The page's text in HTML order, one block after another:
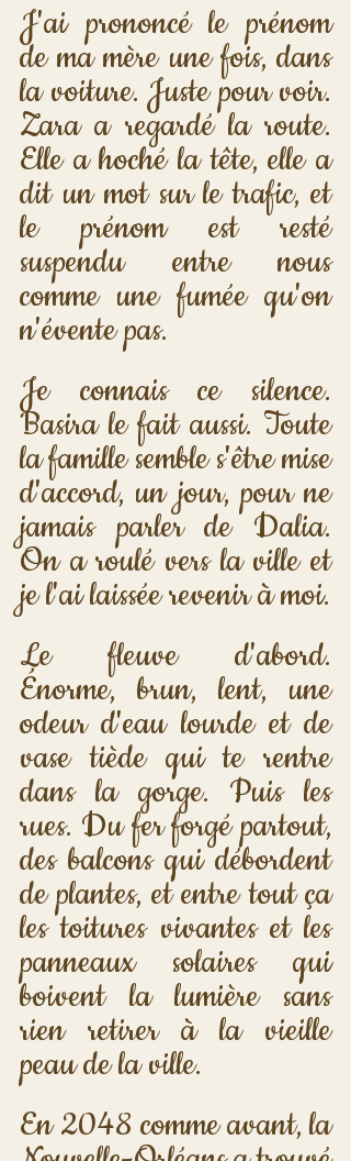
J'ai prononcé le prénom
de ma mère une fois, dans
la voiture. Juste pour voir.
Zara a regardé la route.
Elle a hoché la tête, elle a
dit un mot sur le trafic, et
le prénom est resté
suspendu entre nous
comme une fumée qu'on
n'évente pas.
Je connais ce silence.
Basira le fait aussi. Toute
la famille semble s'être mise
d'accord, un jour, pour ne
jamais parler de Dalia.
On a roulé vers la ville et
je l'ai laissée revenir à moi.
Le fleuve d'abord.
Énorme, brun, lent, une
odeur d'eau lourde et de
vase tiède qui te rentre
dans la gorge. Puis les
rues. Du fer forgé partout,
des balcons qui débordent
de plantes, et entre tout ça
les toitures vivantes et les
panneaux solaires qui
boivent la lumière sans
rien retirer à la vieille
peau de la ville.
En 2048 comme avant, la